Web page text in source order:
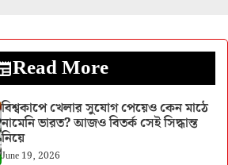
Read More
বিশ্বকাপে খেলার সুযোগ পেয়েও কেন মাঠে
নামেনি ভারত? আজও বিতর্ক সেই সিদ্ধান্ত
নিয়ে
June 19, 2026